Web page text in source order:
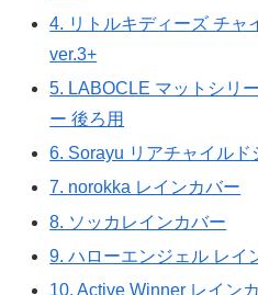
4. リトルキディーズ チャ
ver.3+
5. LABOCLE マットシリ
ー 後ろ用
6. Sorayu リアチャイル
7. norokka レインカバー
8. ソッカレインカバー
9. ハローエンジェル レイ
10. Active Winner レイン